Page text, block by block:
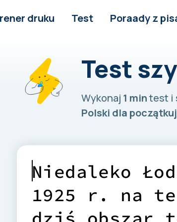
druku Test Poraady z
Test
Wykonaj 1 mintest i
Polski dla
Ni edaleko Łod
1925 r . na te